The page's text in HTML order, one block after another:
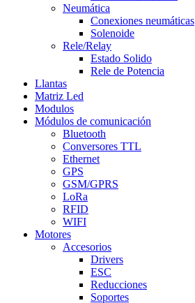
Neumática
Conexiones neumáticas
Solenoide
Rele/Relay
Estado Solido
Rele de Potencia
Llantas
Matriz Led
Modulos
Módulos de comunicación
Bluetooth
Conversores TTL
Ethernet
GPS
GSM/GPRS
LoRa
RFID
WIFI
Motores
Accesorios
Drivers
ESC
Reducciones
Soportes